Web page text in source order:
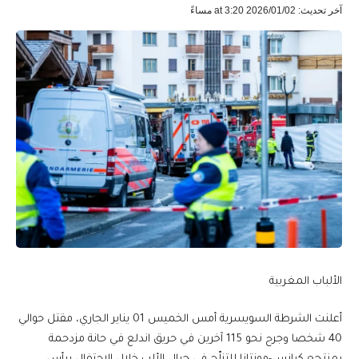
آخر تحديث: 2026/01/02 at 3:20 مساءً
الألباب المغربية
أعلنت الشرطة السويسرية أمس الخميس 01 يناير الجاري، مقتل حوالي
40 شخصا وجرح نحو 115 آخرين في حريق اندلع في حانة مزدحمة